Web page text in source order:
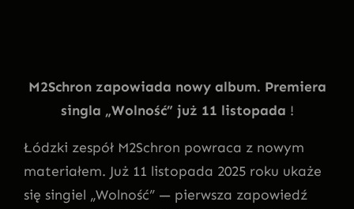
M2Schron zapowiada nowy album. Premiera
singla „Wolność” już 11 listopada !
Łódzki zespół M2Schron powraca z nowym
materiałem. Już 11 listopada 2025 roku ukaże
się singiel „Wolność” — pierwsza zapowiedź